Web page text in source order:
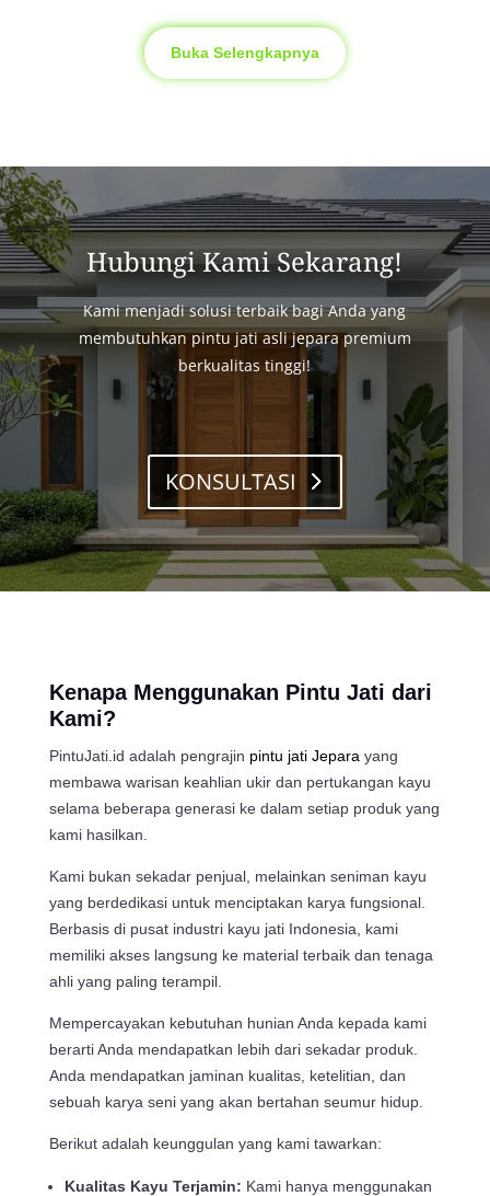
Buka Selengkapnya
Hubungi Kami Sekarang!
Kami menjadi solusi terbaik bagi Anda yang
membutuhkan pintu jati asli jepara premium
berkualitas tinggi!
KONSULTASI
Kenapa Menggunakan Pintu Jati dari
Kami?
PintuJati.id adalah pengrajin pintu jati Jepara yang
membawa warisan keahlian ukir dan pertukangan kayu
selama beberapa generasi ke dalam setiap produk yang
kami hasilkan.
Kami bukan sekadar penjual, melainkan seniman kayu
yang berdedikasi untuk menciptakan karya fungsional.
Berbasis di pusat industri kayu jati Indonesia, kami
memiliki akses langsung ke material terbaik dan tenaga
ahli yang paling terampil.
Mempercayakan kebutuhan hunian Anda kepada kami
berarti Anda mendapatkan lebih dari sekadar produk.
Anda mendapatkan jaminan kualitas, ketelitian, dan
sebuah karya seni yang akan bertahan seumur hidup.
Berikut adalah keunggulan yang kami tawarkan:
Kualitas Kayu Terjamin: Kami hanya menggunakan